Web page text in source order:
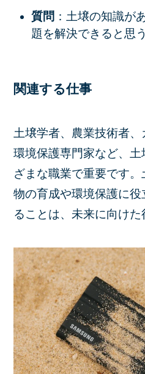
質問 ：土壌の知識が
題を解決できると思
関連する仕事
土壌学者、農業技術者、
環境保護専門家など、土
ざまな職業で重要です
物の育成や環境保護に役
ることは、未来に向けた